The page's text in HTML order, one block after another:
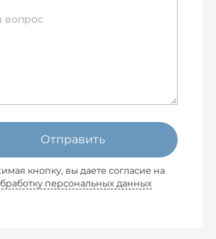
Отправить
кнопку, вы даете согласие на
персональных данных